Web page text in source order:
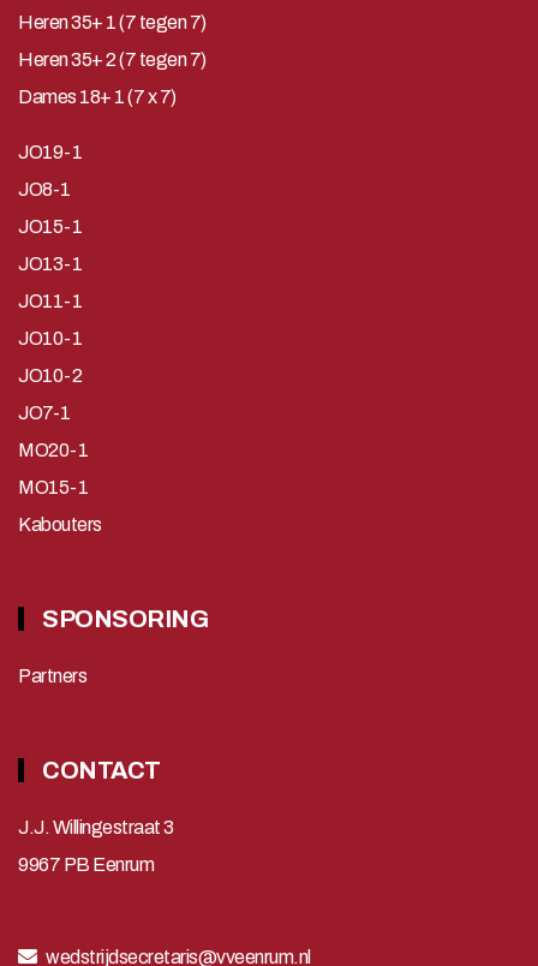
Heren 35+ 1 (7 tegen 7)
Heren 35+ 2 (7 tegen 7)
Dames 18+ 1 (7 x 7)
JO19-1
JO8-1
JO15-1
JO13-1
JO11-1
JO10-1
JO10-2
JO7-1
MO20-1
MO15-1
Kabouters
SPONSORING
Partners
CONTACT
J.J. Willingestraat 3
9967 PB Eenrum
wedstrijdsecretaris@vveenrum.nl